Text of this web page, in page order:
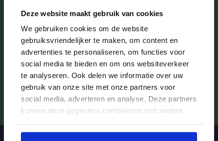
Deze website maakt gebruik van cookies
We gebruiken cookies om de website
gebruiksvriendelijker te maken, om content en
advertenties te personaliseren, om functies voor
social media te bieden en om ons websiteverkeer
te analyseren. Ook delen we informatie over uw
gebruik van onze site met onze partners voor
social media, adverteren en analyse. Deze partners
kunnen deze gegevens combineren met andere
hebben verzameld op basis van uw gebruik van
Wij respecteren de privacy van alle kinderen en
ouders. Wij doen volgens de privacywet AVG
geen uitspraken over welke kinderen wel of niet
zijn ingeënt.